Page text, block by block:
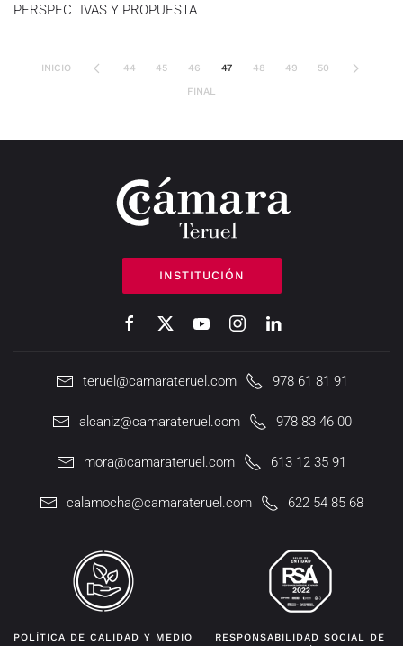
PERSPECTIVAS Y PROPUESTA
INICIO 44 45 46 47 48 49
50
FINAL
INSTITUCIÓN
teruel@camarateruel.com 978 61 81 91
alcaniz@camarateruel.com 978 83 46 00
mora@camarateruel.com 613 12 35 91
calamocha@camarateruel.com 622 54 85 68
POLÍTICA DE CALIDAD Y MEDIO
RESPONSABILIDAD SOCIAL DE